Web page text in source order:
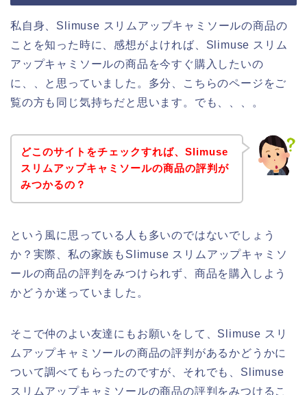
私自身、Slimuse スリムアップキャミソールの商品の
ことを知った時に、感想がよければ、Slimuse スリム
アップキャミソールの商品を今すぐ購入したいの
に、、と思っていました。多分、こちらのページをご
覧の方も同じ気持ちだと思います。でも、、、。
どこのサイトをチェックすれば、Slimuse
スリムアップキャミソールの商品の評判が
みつかるの？
という風に思っている人も多いのではないでしょう
か？実際、私の家族もSlimuse スリムアップキャミソ
ールの商品の評判をみつけられず、商品を購入しよう
かどうか迷っていました。
そこで仲のよい友達にもお願いをして、Slimuse スリ
ムアップキャミソールの商品の評判があるかどうかに
ついて調べてもらったのですが、それでも、Slimuse
スリムアップキャミソールの商品の評判をみつけるこ